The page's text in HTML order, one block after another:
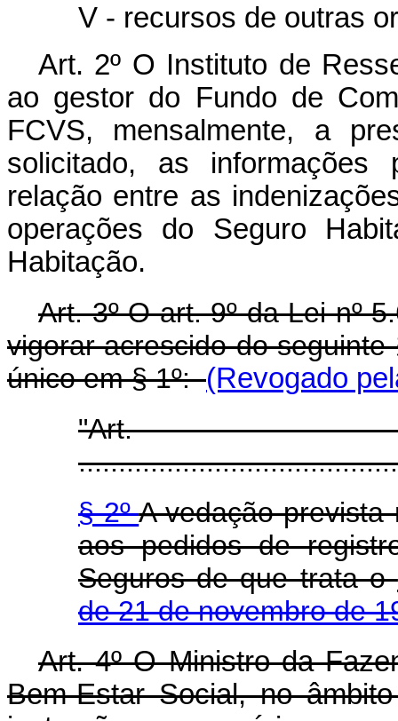
V - recursos de outras
Art. 2º O Instituto de
ao gestor do Fundo de
FCVS, mensalmente, a
solicitado, as informações
relação entre as
operações do Seguro
Habitação.
Art. 3º O art. 9º da Lei nº
vigorar acrescido do
único em § 1º:(Revogado
§ 2ºA vedação
aos pedidos de
Seguros de que trata o
de 21 de novembro de
Art. 4º O Ministro da
Bem-Estar Social, no